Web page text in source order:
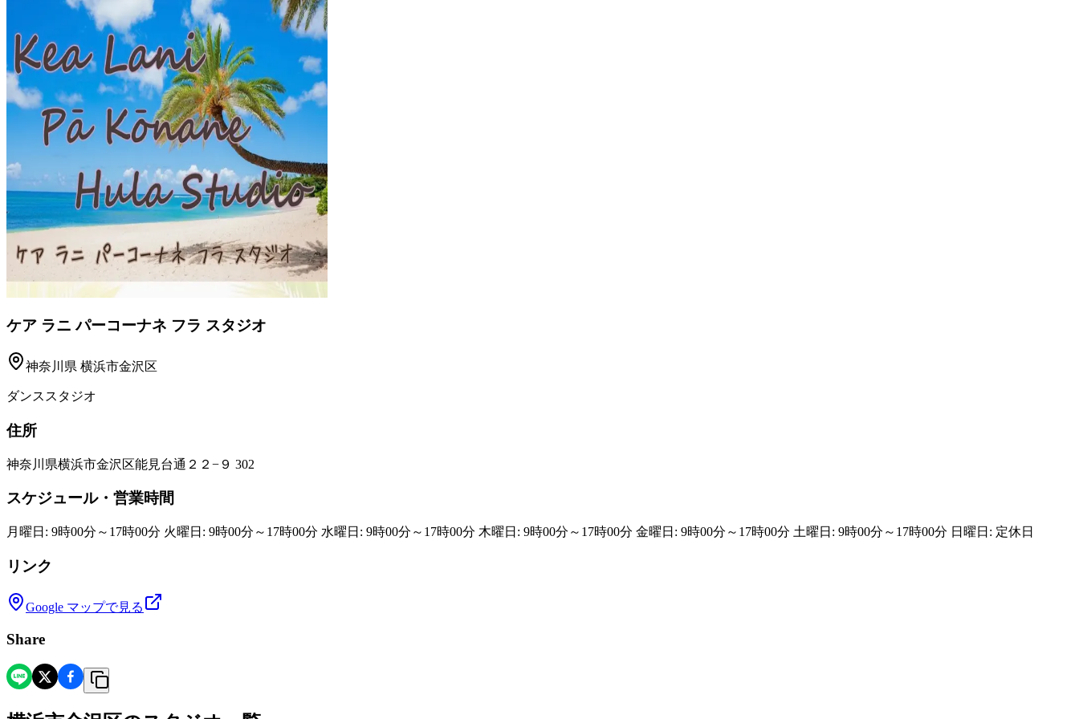
ケア ラニ パーコーナネ フラ スタジオ
神奈川県 横浜市金沢区
ダンススタジオ
住所
神奈川県横浜市金沢区能見台通２２−９ 302
スケジュール・営業時間
月曜日: 9時00分～17時00分 火曜日: 9時00分～17時00分 水曜日: 9時00分～17時00分 木曜日: 9時00分～17時00分 金曜日: 9時00分～17時00分 土曜日: 9時00分～17時00分 日曜日: 定休日
リンク
Google マップで見る
Share